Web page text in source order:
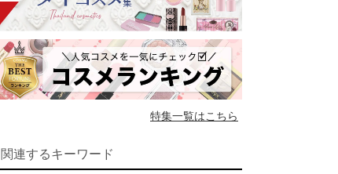
特集一覧はこちら
関連するキーワード